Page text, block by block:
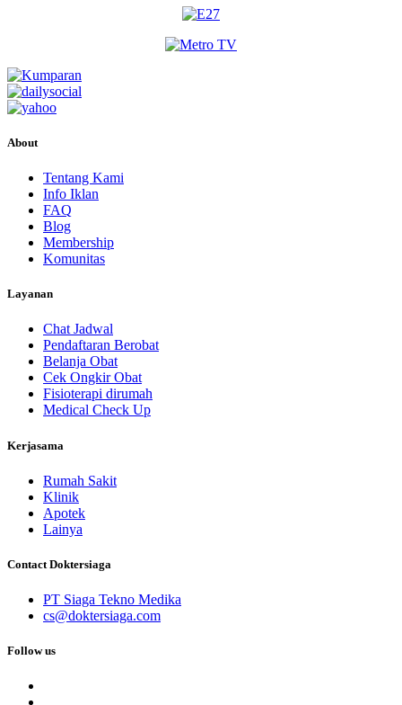
About
Tentang Kami
Info Iklan
FAQ
Blog
Membership
Komunitas
Layanan
Chat Jadwal
Pendaftaran Berobat
Belanja Obat
Cek Ongkir Obat
Fisioterapi dirumah
Medical Check Up
Kerjasama
Rumah Sakit
Klinik
Apotek
Lainya
Contact Doktersiaga
PT Siaga Tekno Medika
cs@doktersiaga.com
Follow us